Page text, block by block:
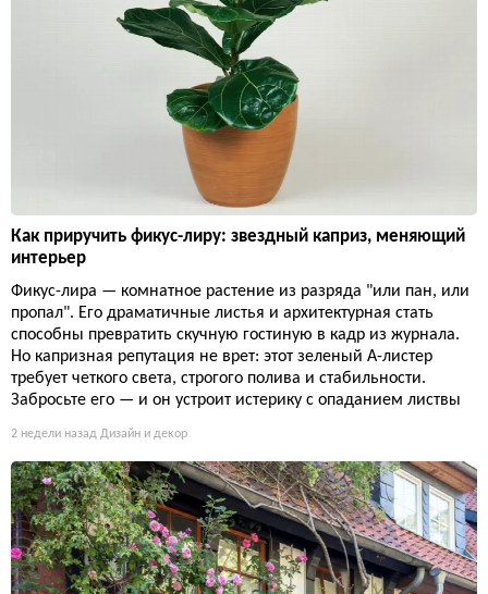
Как приручить фикус-лиру: звездный каприз, меняющий
интерьер
Фикус-лира — комнатное растение из разряда "или пан, или
пропал". Его драматичные листья и архитектурная стать
способны превратить скучную гостиную в кадр из журнала.
Но капризная репутация не врет: этот зеленый А-листер
требует четкого света, строгого полива и стабильности.
Забросьте его — и он устроит истерику с опаданием листвы
2 недели назад Дизайн и декор